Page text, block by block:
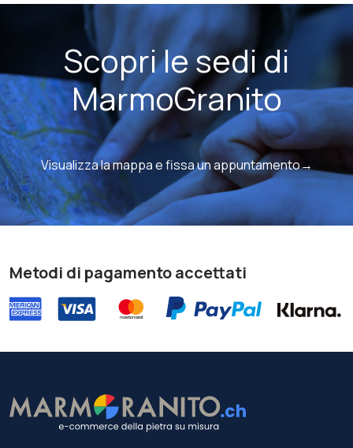
Scopri le sedi di
MarmoGranito
Visualizza la mappa e fissa un appuntamento→
Metodi di pagamento accettati